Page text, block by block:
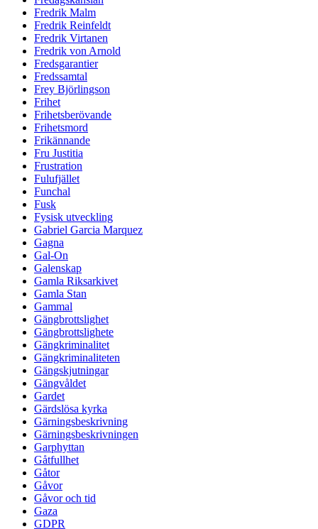
Fredrik Malm
Fredrik Reinfeldt
Fredrik Virtanen
Fredrik von Arnold
Fredsgarantier
Fredssamtal
Frey Björlingson
Frihet
Frihetsberövande
Frihetsmord
Frikännande
Fru Justitia
Frustration
Fulufjället
Funchal
Fusk
Fysisk utveckling
Gabriel Garcia Marquez
Gagna
Gal-On
Galenskap
Gamla Riksarkivet
Gamla Stan
Gammal
Gängbrottslighet
Gängbrottslighete
Gängkriminalitet
Gängkriminaliteten
Gängskjutningar
Gängvåldet
Gardet
Gärdslösa kyrka
Gärningsbeskrivning
Gärningsbeskrivningen
Garphyttan
Gåtfullhet
Gåtor
Gåvor
Gåvor och tid
Gaza
GDPR